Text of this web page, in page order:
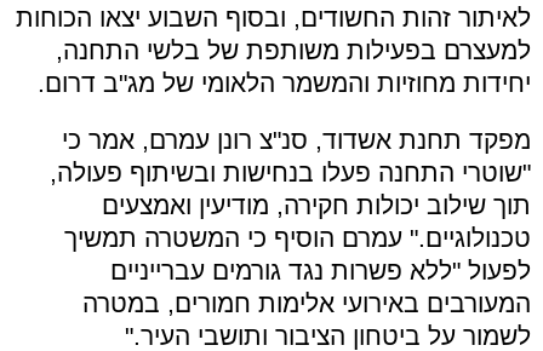
לאיתור זהות החשודים, ובסוף השבוע יצאו הכוחות
למעצרם בפעילות משותפת של בלשי התחנה,
יחידות מחוזיות והמשמר הלאומי של מג"ב דרום.
מפקד תחנת אשדוד, סנ"צ רונן עמרם, אמר כי
"שוטרי התחנה פעלו בנחישות ובשיתוף פעולה,
תוך שילוב יכולות חקירה, מודיעין ואמצעים
טכנולוגיים." עמרם הוסיף כי המשטרה תמשיך
לפעול "ללא פשרות נגד גורמים עברייניים
המעורבים באירועי אלימות חמורים, במטרה
לשמור על ביטחון הציבור ותושבי העיר."